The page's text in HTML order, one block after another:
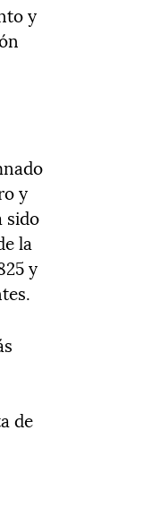
y
y
sido
la
y
de